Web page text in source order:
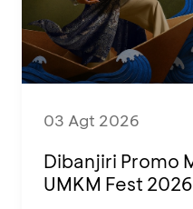
03 Agt 2026
Dibanjiri Promo
UMKM Fest